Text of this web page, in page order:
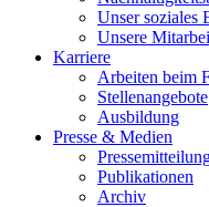
Unser soziales
Unsere
Karriere
Arbeiten beim
Stellenangebote
Ausbildung
Presse & Medien
Publikationen
Archiv